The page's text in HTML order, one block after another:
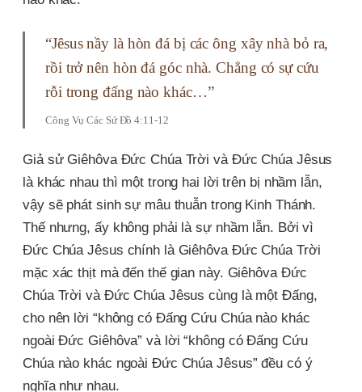
“Jêsus nầy là hòn đá bị các ông xây nhà bỏ ra,
rồi trở nên hòn đá góc nhà. Chẳng có sự cứu
rỗi trong đấng nào khác…”
Công Vụ Các Sứ Đồ 4:11-12
Giả sử Giêhôva Đức Chúa Trời và Đức Chúa Jêsus
là khác nhau thì một trong hai lời trên bị nhầm lẫn,
vậy sẽ phát sinh sự mâu thuẫn trong Kinh Thánh.
Thế nhưng, ấy không phải là sự nhầm lẫn. Bởi vì
Đức Chúa Jêsus chính là Giêhôva Đức Chúa Trời
mặc xác thịt mà đến thế gian này. Giêhôva Đức
Chúa Trời và Đức Chúa Jêsus cùng là một Đấng,
cho nên lời “không có Đấng Cứu Chúa nào khác
ngoài Đức Giêhôva” và lời “không có Đấng Cứu
Chúa nào khác ngoài Đức Chúa Jêsus” đều có ý
nghĩa như nhau.